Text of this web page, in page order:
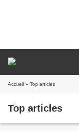
Accueil » Top articles
Top articles